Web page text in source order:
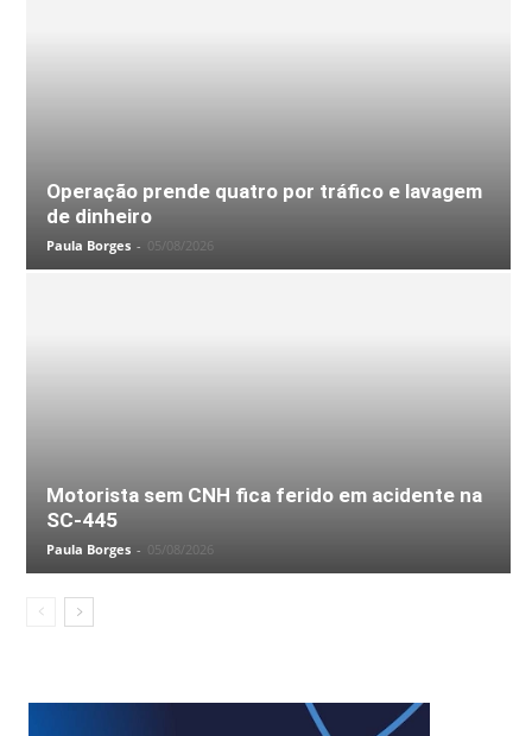
Operação prende quatro por tráfico e lavagem
de dinheiro
Paula Borges - 05/08/2026
Motorista sem CNH fica ferido em acidente na
SC-445
Paula Borges - 05/08/2026